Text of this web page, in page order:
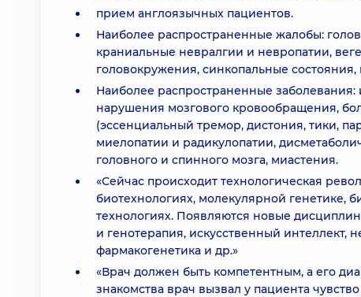
прием англоязычных пациентов.
Наиболее распространенные жалобы:
краниальные невралгии и невропатии,
головокружения, синкопальные состояния,
Наиболее распространенные
нарушения мозгового кровообращения,
(эссенциальный тремор, дистония, тики,
миелопатии и радикулопатии,
головного и спинного мозга, миастения.
«Сейчас происходит технологическая
биотехнологиях, молекулярной
технологиях. Появляются новые
и генотерапия, искусственный
фармакогенетика и др.»
«Врач должен быть компетентным, а его
знакомства врач вызвал у пациента